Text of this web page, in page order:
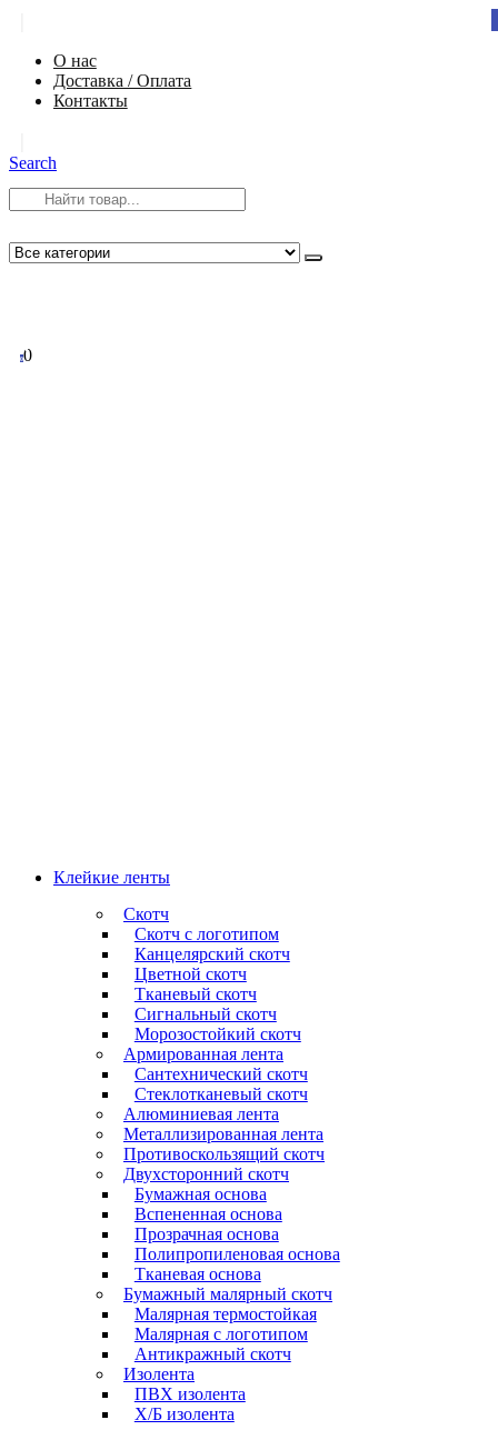
О нас
Доставка / Оплата
Контакты
Search
00
Клейкие ленты
Скотч
Скотч с логотипом
Канцелярский скотч
Цветной скотч
Тканевый скотч
Сигнальный скотч
Морозостойкий скотч
Армированная лента
Сантехнический скотч
Стеклотканевый скотч
Алюминиевая лента
Металлизированная лента
Противоскользящий скотч
Двухсторонний скотч
Бумажная основа
Вспененная основа
Прозрачная основа
Полипропиленовая основа
Тканевая основа
Бумажный малярный скотч
Малярная термостойкая
Малярная с логотипом
Антикражный скотч
Изолента
ПВХ изолента
Х/Б изолента